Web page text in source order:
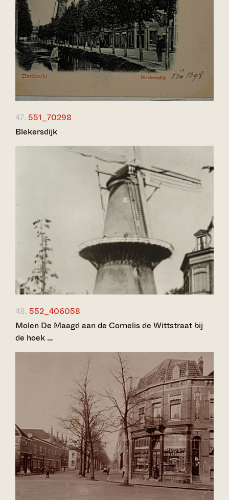
47. 551_70298
Blekersdijk
48. 552_406058
Molen De Maagd aan de Cornelis de Wittstraat bij
de hoek …